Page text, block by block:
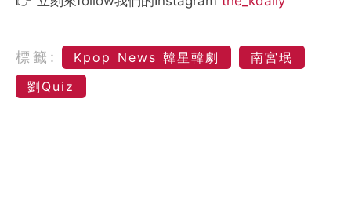
標籤: Kpop News 韓星韓劇
南宮珉
劉Quiz